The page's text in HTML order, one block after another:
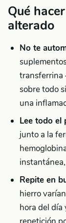
Qué
alterado
No te
transferrina
sobre todo
una
Lee todo el
junto a la
Repite en
hierro
hora del día